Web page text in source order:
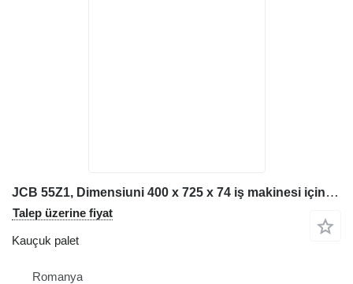
JCB 55Z1, Dimensiuni 400 x 725 x 74 iş makinesi için Șenilă pentru Excavator kauçuk palet
Talep üzerine fiyat
Kauçuk palet
Romanya